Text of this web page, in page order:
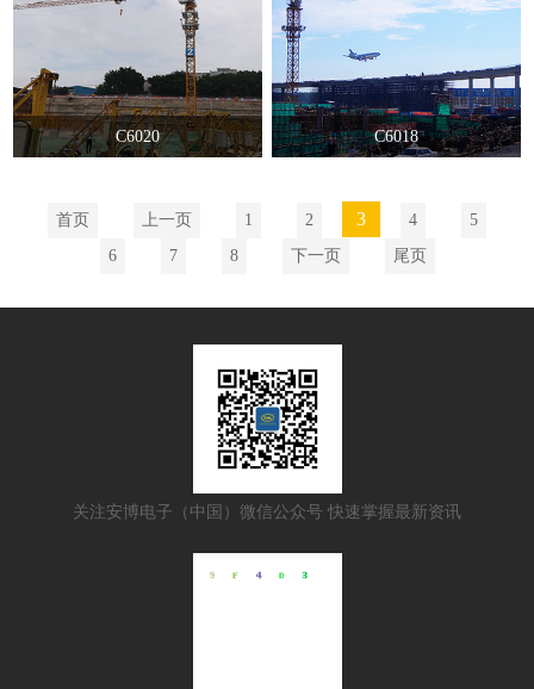
C6020 C6018
首页 上一页 1 2 3 4
5
6
7 8 下一页 尾页
关注安博电子（中国）微信公众号 快速掌握最新资讯